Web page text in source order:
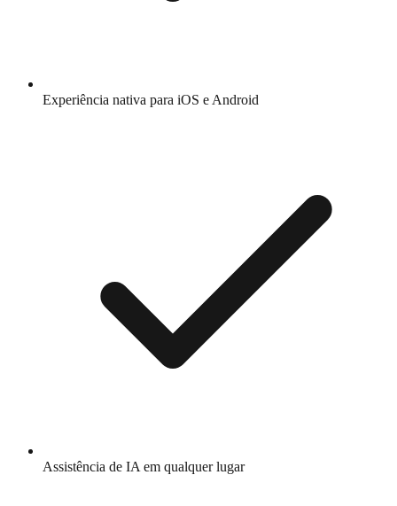
Experiência nativa para iOS e Android
Assistência de IA em qualquer lugar